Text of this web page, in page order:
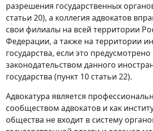
разрешения государственных
статьи 20), а коллегия адвокатов
свои филиалы на всей территории
Федерации, а также на территории
государства, если это предусмотрено
законодательством данного
государства (пункт 10 статьи 22).
Адвокатура является
сообществом адвокатов и как
общества не входит в систему